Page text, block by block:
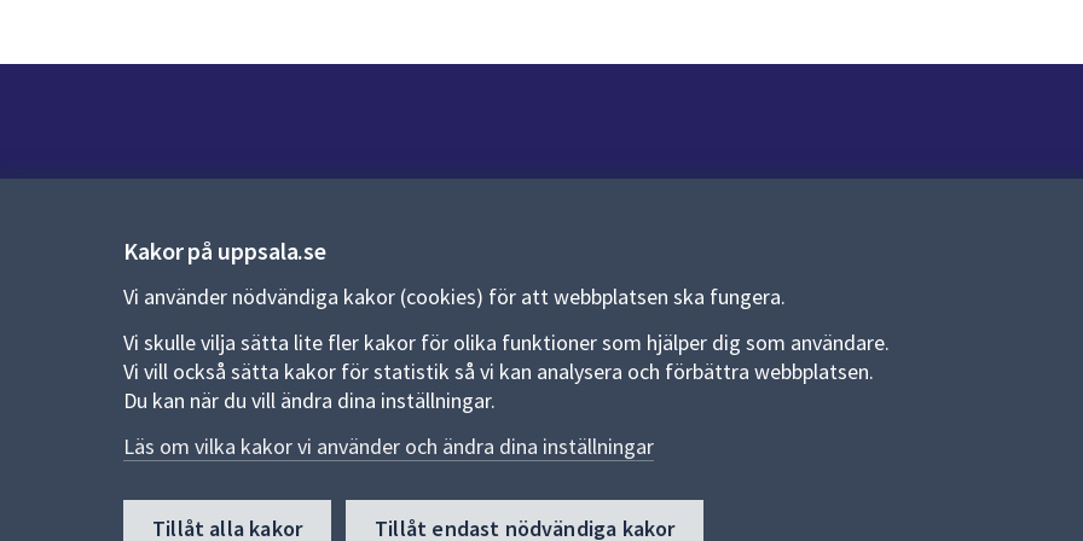
Kakor på uppsala.se
Vi använder nödvändiga kakor (cookies) för att webbplatsen ska fungera.
Vi skulle vilja sätta lite fler kakor för olika funktioner som hjälper dig som användare.
Vi vill också sätta kakor för statistik så vi kan analysera och förbättra webbplatsen.
Du kan när du vill ändra dina inställningar.
Läs om vilka kakor vi använder och ändra dina inställningar
Tillåt alla kakor Tillåt endast nödvändiga kakor
Kontaktcenter:018-727 00 00
E-post:uppsala.kommun@uppsala.se
Fler kontaktvägar
Pressrum
Nyheter och pressmeddelanden
Allmänna handlingar och diarium
Behandling av personuppgifter
Kakor
Språk (other languages)